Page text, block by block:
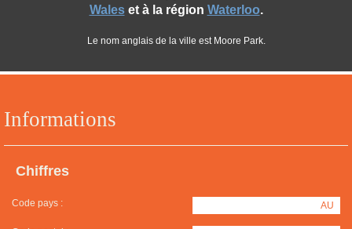
Informations
Chiffres
Code pays : AU
Waleset à la région Waterloo.
Le nom anglais de la ville est Moore Park.